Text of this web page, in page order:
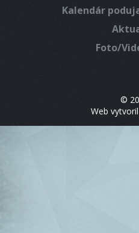
Kalendár
Foto/
©
Web vytvoril